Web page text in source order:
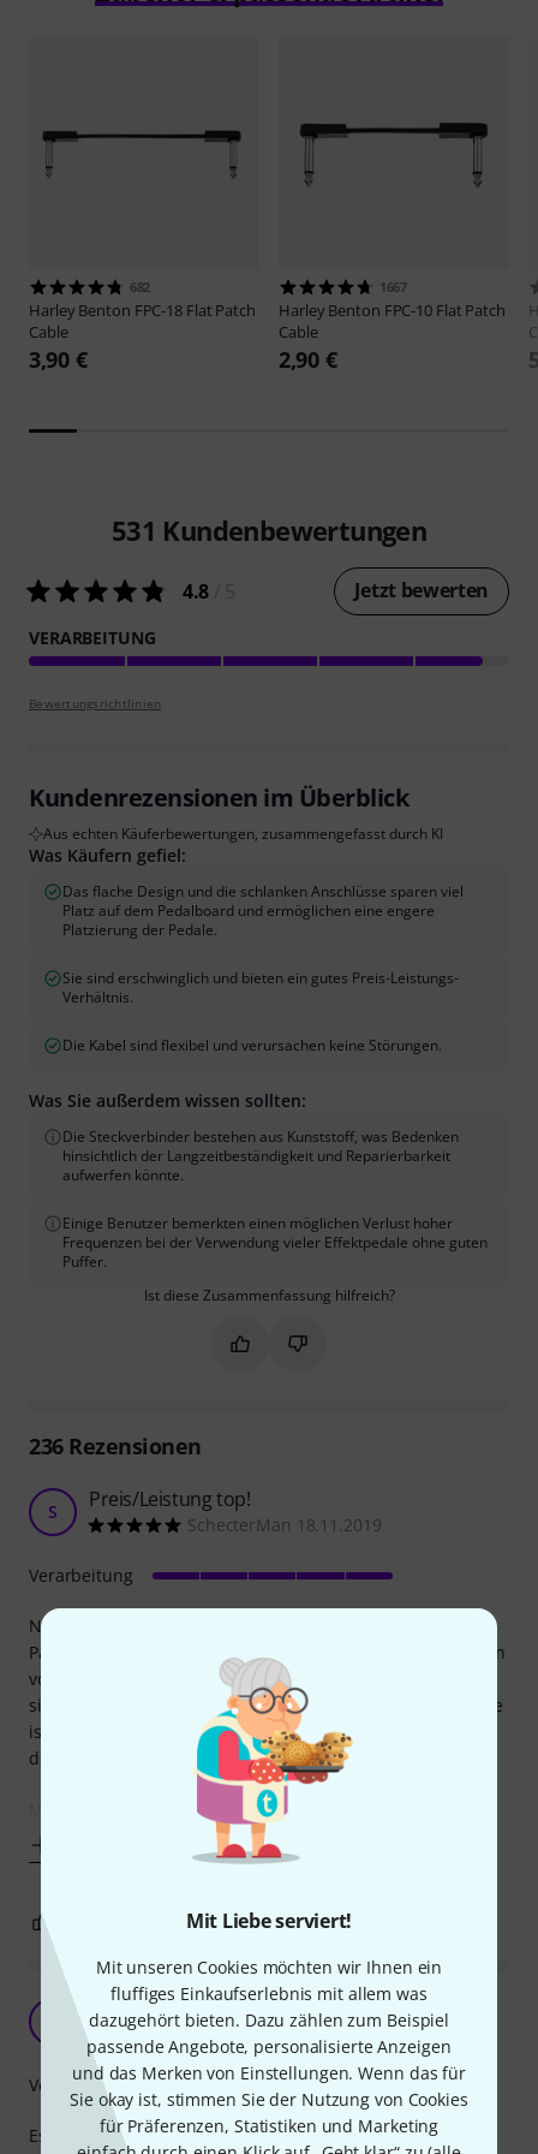
Mit Liebe serviert!
Mit unseren Cookies möchten wir Ihnen ein
fluffiges Einkaufserlebnis mit allem was
dazugehört bieten. Dazu zählen zum Beispiel
passende Angebote, personalisierte Anzeigen
und das Merken von Einstellungen. Wenn das für
Sie okay ist, stimmen Sie der Nutzung von Cookies
für Präferenzen, Statistiken und Marketing
682
Harley Benton FPC-18 Flat Patch
Cable
3,90 €
1667
Harley Benton FPC-10 Flat Patch
Cable
2,90 €
531 Kundenbewertungen
4.8 Jetzt bewerten
VERARBEITUNG
Bewertungsrichtlinien
Kundenrezensionen im Überblick
Aus echten Käuferbewertungen, zusammengefasst durch KI
Was Käufern gefiel:
Das flache Design und die schlanken Anschlüsse sparen viel
Platz auf dem Pedalboard und ermöglichen eine engere
Platzierung der Pedale.
Sie sind erschwinglich und bieten ein gutes Preis-Leistungs-
Verhältnis.
Die Kabel sind flexibel und verursachen keine Störungen.
Was Sie außerdem wissen sollten:
Die Steckverbinder bestehen aus Kunststoff, was Bedenken
hinsichtlich der Langzeitbeständigkeit und Reparierbarkeit
aufwerfen könnte.
Einige Benutzer bemerkten einen möglichen Verlust hoher
Frequenzen bei der Verwendung vieler Effektpedale ohne guten
Puffer.
Ist diese Zusammenfassung hilfreich?
Markieren Sie diese
Markieren Sie diese
236Rezensionen
S Preis/Leistung top!
SchecterMan 18.11.2019
Nachdem mein Pedalboard und damit der Bedarf an
Patchkabeln immer größer wurde, wollte ich die EBS Kopien
von Harley Benton ausprobieren. Die EBS Flat Patch Kabel
sind wirklich klasse, aber der Preis der Harley Benton Kopie
ist sehr verlockend und immer noch in einem Bereich, in
dem man Qualität erwarten kann.
Mein Board hat nun eine Mischung aus EBS und HB
Verarbeitung
BEWERTUNG MELDEN
Achtung: Kurzer Bericht
macstrat 09.11.2025
Es ist ein Patchkabel:
Verarbeitung